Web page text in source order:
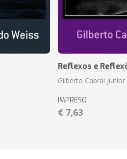
Reflexos e
Gilberto Cabral Junior
IMPRESO
€ 7,63